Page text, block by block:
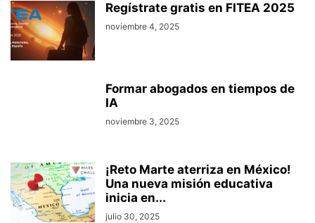
Regístrate gratis en FITEA 2025
noviembre 4, 2025
Formar abogados en tiempos de
IA
noviembre 3, 2025
¡Reto Marte aterriza en México!
Una nueva misión educativa
inicia en...
julio 30, 2025